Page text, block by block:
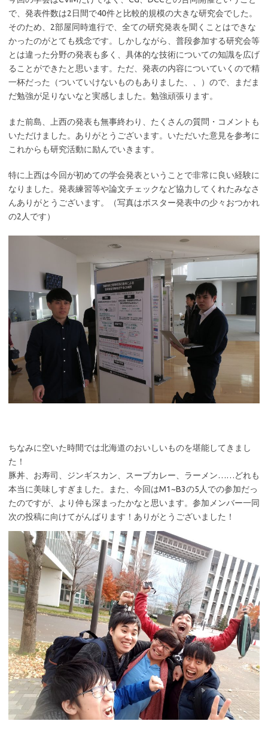
で、発表件数は2日間で40件と比較的規模の大きな研究会でした。
そのため、2部屋同時進行で、全ての研究発表を聞くことはできな
かったのがとても残念です。しかしながら、普段参加する研究会等
とは違った分野の発表も多く、具体的な技術についての知識を広げ
ることができたと思います。ただ、発表の内容についていくので精
一杯だった（ついていけないものもありました、、）ので、まだま
だ勉強が足りないなと実感しました。勉強頑張ります。
また前島、上西の発表も無事終わり、たくさんの質問・コメントも
いただけました。ありがとうございます。いただいた意見を参考に
これからも研究活動に励んでいきます。
特に上西は今回が初めての学会発表ということで非常に良い経験に
なりました。発表練習等や論文チェックなど協力してくれたみなさ
んありがとうございます。（写真はポスター発表中の少々おつかれ
の2人です）
ちなみに空いた時間では北海道のおいしいものを堪能してきまし
た！
豚丼、お寿司、ジンギスカン、スープカレー、ラーメン……どれも
本当に美味しすぎました。また、今回はM1~B3の5人での参加だっ
たのですが、より仲も深まったかなと思います。参加メンバー一同
次の投稿に向けてがんばります！ありがとうございました！